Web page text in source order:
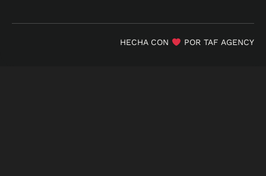
HECHA CON POR TAF AGENCY